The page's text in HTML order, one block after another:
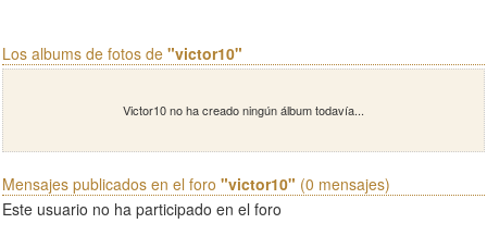
Los albums de fotos de "victor10"
Victor10 no ha creado ningún álbum todavía...
Mensajes publicados en el foro "victor10" (0 mensajes)
Este usuario no ha participado en el foro